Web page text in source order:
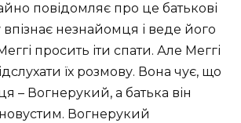
повідомляє про це батькові
впізнає незнайомця і веде його
просить іти спати. Але Меггі
їх розмову. Вона чує, що
– Вогнерукий, а батька він
Вогнерукий